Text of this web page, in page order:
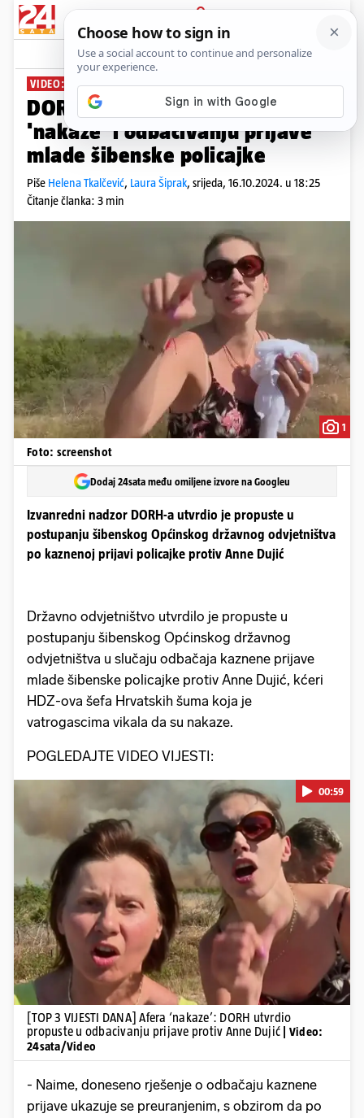
PRIJAVA
News Komentari
VIDEO: NADZOR UTVRDIO PROPUSTE
DORH utvrdio propuste u aferi
'nakaze' i odbacivanju prijave
mlade šibenske policajke
Piše Helena Tkalčević, Laura Šiprak, srijeda, 16.10.2024. u 18:25
Čitanje članka: 3 min
1
Foto: screenshot
Dodaj 24sata među omiljene izvore na Googleu
Izvanredni nadzor DORH-a utvrdio je propuste u
postupanju šibenskog Općinskog državnog odvjetništva
po kaznenoj prijavi policajke protiv Anne Dujić
Državno odvjetništvo utvrdilo je propuste u
postupanju šibenskog Općinskog državnog
odvjetništva u slučaju odbačaja kaznene prijave
mlade šibenske policajke protiv Anne Dujić, kćeri
HDZ-ova šefa Hrvatskih šuma koja je
vatrogascima vikala da su nakaze.
POGLEDAJTE VIDEO VIJESTI:
Pokretanje videa...
00:59
[TOP 3 VIJESTI DANA] Afera ‘nakaze’: DORH utvrdio
propuste u odbacivanju prijave protiv Anne Dujić
| Video:
24sata/Video
- Naime, doneseno rješenje o odbačaju kaznene
prijave ukazuje se preuranjenim, s obzirom da po